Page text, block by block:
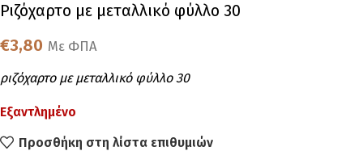
Ριζόχαρτο με μεταλλικό φύλλο 30
€3,80 Με ΦΠΑ
ριζόχαρτο με μεταλλικό φύλλο 30
Εξαντλημένο
Προσθήκη στη λίστα επιθυμιών